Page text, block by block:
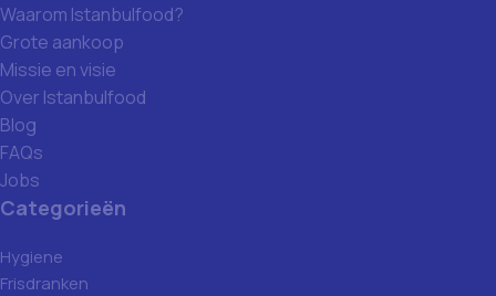
Waarom Istanbulfood?
Grote aankoop
Missie en visie
Over Istanbulfood
Blog
FAQs
Jobs
Categorieën
Hygiene
Frisdranken